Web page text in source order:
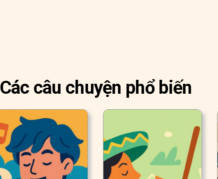
Các câu chuyện phổ biến